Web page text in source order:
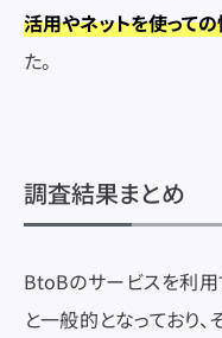
活用やネットを使って
た。
調査結果まとめ
BtoBのサービスを利
と一般的となっており